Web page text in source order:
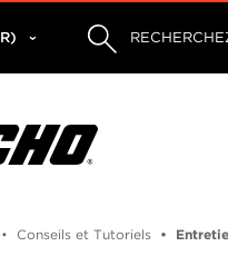
Conseils et Tutoriels